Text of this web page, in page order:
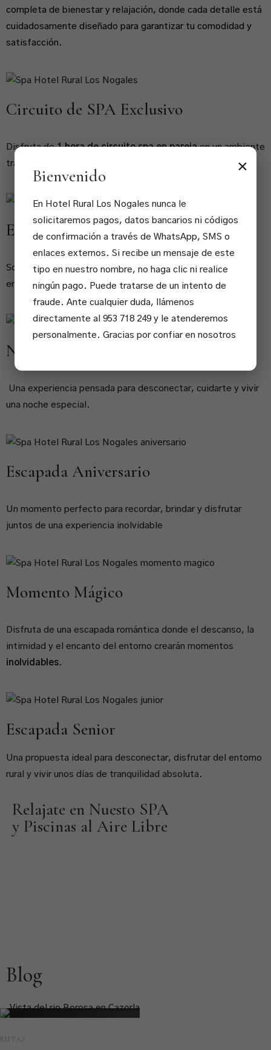
×
Bienvenido
En Hotel Rural Los Nogales nunca le
solicitaremos pagos, datos bancarios ni códigos
de confirmación a través de WhatsApp, SMS o
enlaces externos. Si recibe un mensaje de este
tipo en nuestro nombre, no haga clic ni realice
ningún pago. Puede tratarse de un intento de
fraude. Ante cualquier duda, llámenos
directamente al 953 718 249 y le atenderemos
personalmente. Gracias por confiar en nosotros
completa de bienestar y relajación, donde cada detalle está
cuidadosamente diseñado para garantizar tu comodidad y
satisfacción.
Circuito de SPA Exclusivo
Disfruta de1 hora de circuito spa en parejaen un ambiente
tranquilo y privado, ideal para relajarse y desconectar.
Escapada Romántica
Sorprende a tu pareja con una experiencia especial en un
entorno tranquilo y natural.
Noche de Lujo y Bienestar
Una experiencia pensada para desconectar, cuidarte y vivir
una noche especial.
Escapada Aniversario
Un momento perfecto para recordar, brindar y disfrutar
juntos de una experiencia inolvidable
Momento Mágico
Disfruta de una escapada romántica donde el descanso, la
intimidad y el encanto del entorno crearán momentos
inolvidables.
Escapada Senior
Una propuesta ideal para desconectar, disfrutar del entorno
rural y vivir unos días de tranquilidad absoluta.
Relajate en Nuesto SPA
y Piscinas al Aire Libre
Blog
RUTAS